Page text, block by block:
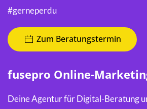
#gerneperdu
Zum Beratungstermin
fusepro Online-
Deine Agentur für Digital-Beratung